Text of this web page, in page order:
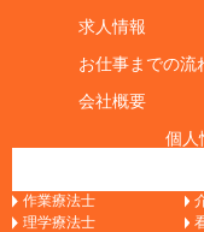
求人情報
お仕事までの流
会社概要
個人
作業療法士
理学療法士